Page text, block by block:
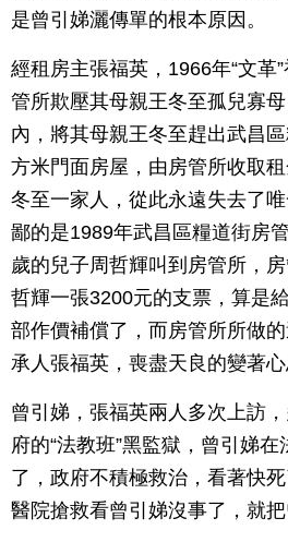
是曾引娣灑傳單的根本原因。
經租房主張福英，1966年“文革
管所欺壓其母親王冬至孤兒寡
內，將其母親王冬至趕出武昌
方米門面房屋，由房管所收取
冬至一家人，從此永遠失去了
鄙的是1989年武昌區糧道街房
歲的兒子周哲輝叫到房管所，
哲輝一張3200元的支票，算是
部作價補償了，而房管所所做
承人張福英，喪盡天良的變著心
曾引娣，張福英兩人多次上訪
府的“法教班”黑監獄，曾引娣
了，政府不積極救治，看著快
醫院搶救看曾引娣沒事了，就把